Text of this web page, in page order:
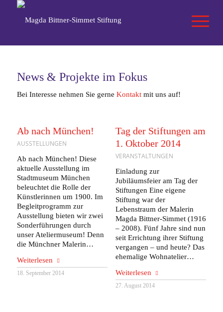
News & Projekte im Fokus
Bei Interesse nehmen Sie gerne Kontaktmit uns auf!
Ab nach München!
AUSSTELLUNGEN
Ab nach München! Diese
aktuelle Ausstellung im
Stadtmuseum München
beleuchtet die Rolle der
Künstlerinnen um 1900. Im
Begleitprogramm zur
Ausstellung bieten wir zwei
Sonderführungen durch
unser Ateliermuseum! Denn
die Münchner Malerin…
Weiterlesen
18. September 2014
Tag der Stiftungen am
1. Oktober 2014
VERANSTALTUNGEN
Einladung zur
Jubiläumsfeier am Tag der
Stiftungen Eine eigene
Stiftung war der
Lebenstraum der Malerin
Magda Bittner-Simmet (1916
– 2008). Fünf Jahre sind nun
seit Errichtung ihrer Stiftung
vergangen – und heute? Das
ehemalige Wohnatelier…
Weiterlesen
27. August 2014